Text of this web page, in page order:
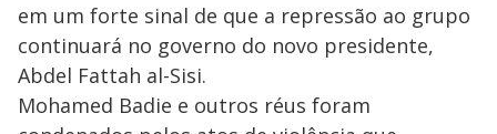
em um forte sinal de que a repressão ao grupo
continuará no governo do novo presidente,
Abdel Fattah al-Sisi.
Mohamed Badie e outros réus foram